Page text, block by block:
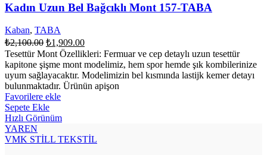
Kadın Uzun Bel Bağcıklı Mont 157-TABA
Kaban, TABA
₺2,100.00 Orijinal
fiyat:
₺2,100.00.
₺1,909.00Şu
andaki
fiyat:
₺1,909.00.
Tesettür Mont Özellikleri: Fermuar ve cep detaylı uzun tesettür
kapitone şişme mont modelimiz, hem spor hemde şık kombilerinize
uyum sağlayacaktır. Modelimizin bel kısmında lastijk kemer detayı
bulunmaktadır. Ürünün apişon
Favorilere ekle
Sepete Ekle
Hızlı Görünüm
YAREN
VMK STİLL TEKSTİL